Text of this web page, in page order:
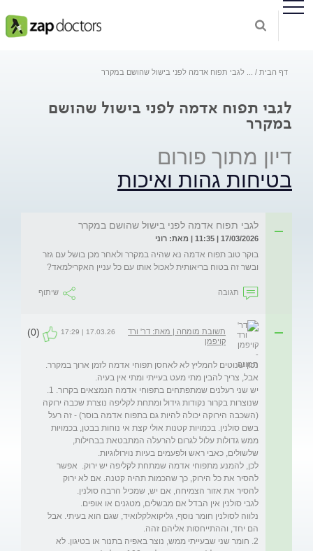
דף הבית לגבי תפוח אדמה לפני בישול שהושם במקרר
לגבי תפוח אדמה לפני בישול שהושם
במקרר
דיון מתוך פורום
בטיחות גהות ואיכות
לגבי תפוח אדמה לפני בישול שהושם במקרר
17/03/2026 | 11:35 | מאת: רוני
בוקר טוב תפוח אדמה נא שהיה במקרר ולאחר מכן בושל עם גזר
ובשר זה בטוח בריאותית לאכול אותו עם כל עניין האקרילמאד?
תגובה שיתוף
תשובת מומחה | מאת: דר' ורד
קויפמן
17.03.26 | 17:29
(0)
נכון שנוטים להמליץ לא לאחסן תפוחי אדמה לזמן ארוך במקרר.
שנוצרות בקרור נקודות גידול ומתחת לקליפה נוצרת שכבה ירוקה
(השכבה הירוקה יכולה להיות גם בתפוח אדמה בוסר) - זה רעל
בשם סולנין. בכמויות קטנות אולי קצת אי נוחות בבטן, בכמויות
ממש גדולות עלול לגרום להרעלה המתבטאת בבחילות,
לכן, להמנע מתפוחי אדמה שמתחת לקליפה יש ירוק.  אפשר
להסיר את כל הירוק, כך שהכמות תהיה קטנה. אם לא ירוק
נלווה לסולנין חומר נוסף, גליקואלקלואיד, שגם הוא בעיתי. אבל
2. חומר שני שבעייתי ממש, נוצר באפיה בתנור או בטיגון. לא